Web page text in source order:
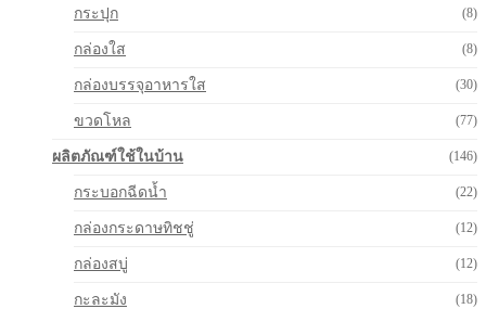
กระปุก (8)
กล่องใส (8)
กล่องบรรจุอาหารใส (30)
ขวดโหล (77)
ผลิตภัณฑ์ใช้ในบ้าน (146)
กระบอกฉีดน้ำ (22)
กล่องกระดาษทิชชู่ (12)
กล่องสบู่ (12)
กะละมัง (18)